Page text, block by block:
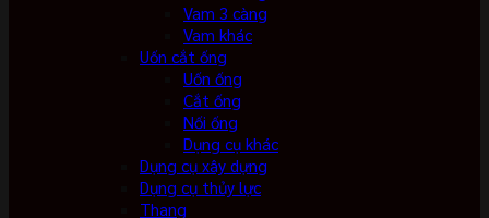
Vam 3 càng
Vam khác
Uốn cắt ống
Uốn ống
Cắt ống
Nối ống
Dụng cụ khác
Dụng cụ xây dựng
Dụng cụ thủy lực
Thang